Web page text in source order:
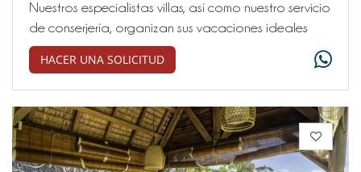
Nuestros especialistas villas, así como nuestro servicio
de conserjería, organizan sus vacaciones ideales
HACER UNA SOLICITUD